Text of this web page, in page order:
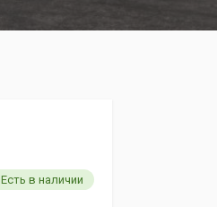
Есть в наличии